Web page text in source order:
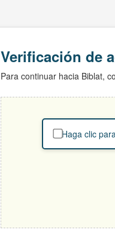
Verificación de
Para continuar hacia Biblat,
Haga clic